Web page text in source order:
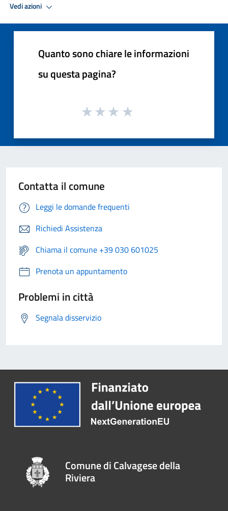
Vedi azioni
Quanto sono chiare le informazioni
su questa pagina?
Contatta il comune
Leggi le domande frequenti
Richiedi Assistenza
Chiama il comune +39 030 601025
Prenota un appuntamento
Problemi in città
Segnala disservizio
Comune di Calvagese della
Riviera